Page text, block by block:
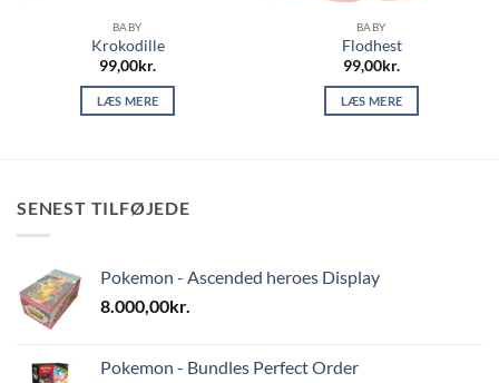
BABY
Krokodille
99,00kr.
LÆS MERE
BABY
Flodhest
99,00kr.
LÆS MERE
SENEST TILFØJEDE
Pokemon - Ascended heroes Display
8.000,00kr.
Pokemon - Bundles Perfect Order